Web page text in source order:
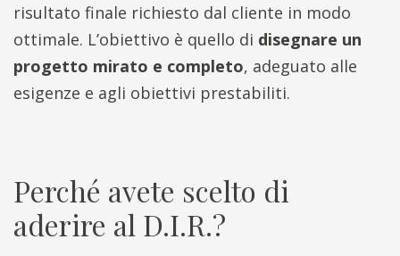
risultato finale richiesto dal cliente in modo
ottimale. L’obiettivo è quello di disegnare un
progetto mirato e completo, adeguato alle
esigenze e agli obiettivi prestabiliti.
Perché avete scelto di
aderire al D.I.R.?